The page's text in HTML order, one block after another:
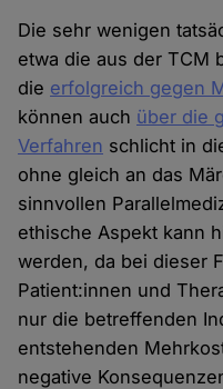
Die sehr wenigen
etwa die aus der TCM
die erfolgreich gegen
können auch über die
Verfahren schlicht in
ohne gleich an das
sinnvollen
ethische Aspekt kann
werden, da bei dieser
Patient:innen und
nur die betreffenden
entstehenden
negative